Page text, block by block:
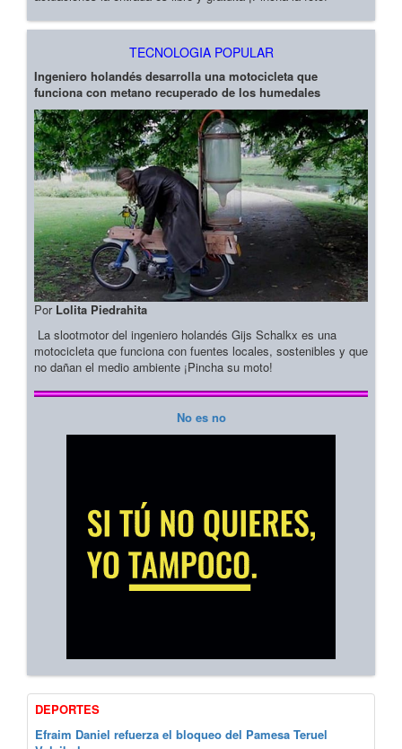
TECNOLOGIA POPULAR
Ingeniero holandés desarrolla una motocicleta que
funciona con metano recuperado de los humedales
Por Lolita Piedrahita
La slootmotor del ingeniero holandés Gijs Schalkx es una
motocicleta que funciona con fuentes locales, sostenibles y que
no dañan el medio ambiente ¡Pincha su moto!
No es no
DEPORTES
Efraim Daniel refuerza el bloqueo del Pamesa Teruel